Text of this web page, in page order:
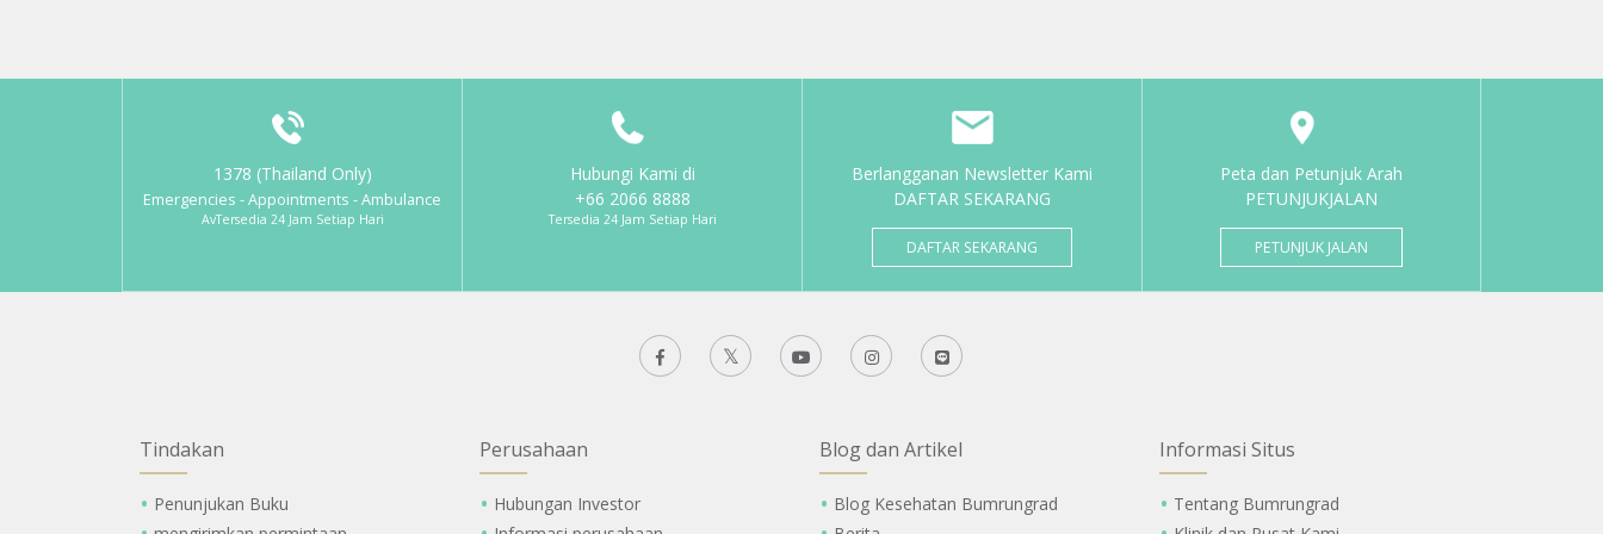
1378 (Thailand Only)
Emergencies - Appointments - Ambulance
AvTersedia 24 Jam Setiap Hari
Hubungi Kami di
+66 2066 8888
Tersedia 24 Jam Setiap Hari
Berlangganan Newsletter Kami
DAFTAR SEKARANG
DAFTAR SEKARANG
Peta dan Petunjuk Arah
PETUNJUKJALAN
PETUNJUK JALAN
Tindakan
Penunjukan Buku
Perusahaan
Hubungan Investor
Blog dan Artikel
Blog Kesehatan Bumrungrad
Informasi Situs
Tentang Bumrungrad